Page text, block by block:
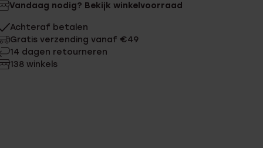
Vandaag nodig? Bekijk winkelvoorraad
Achteraf betalen
Gratis verzending vanaf €49
14 dagen retourneren
138 winkels